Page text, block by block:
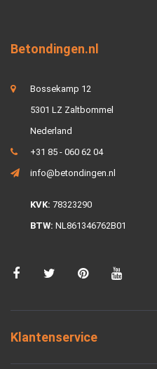
Betondingen.nl
Bossekamp 12
5301 LZ Zaltbommel
Nederland
+31 85 - 060 62 04
info@betondingen.nl
KVK: 78323290
BTW: NL861346762B01
Klantenservice